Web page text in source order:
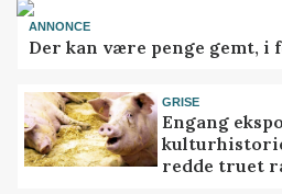
ANNONCE
Der kan være penge gemt, i
GRISE
Engang
redde truet